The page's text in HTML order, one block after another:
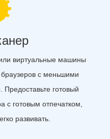
виртуальные машины
с меньшими
готовый
с готовым отпечатком,
развивать.